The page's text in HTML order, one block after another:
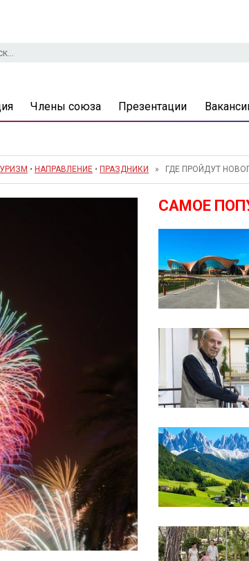
Члены союза Презентации
• НАПРАВЛЕНИЕ • ПРАЗДНИКИ » ГДЕ ПРОЙДУТ
САМОЕ